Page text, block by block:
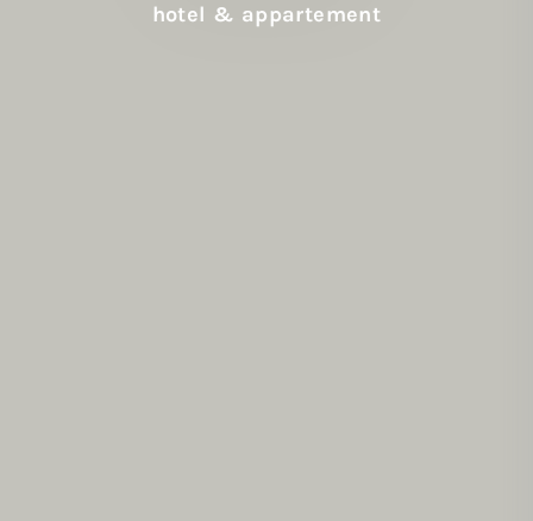
hotel & appartement